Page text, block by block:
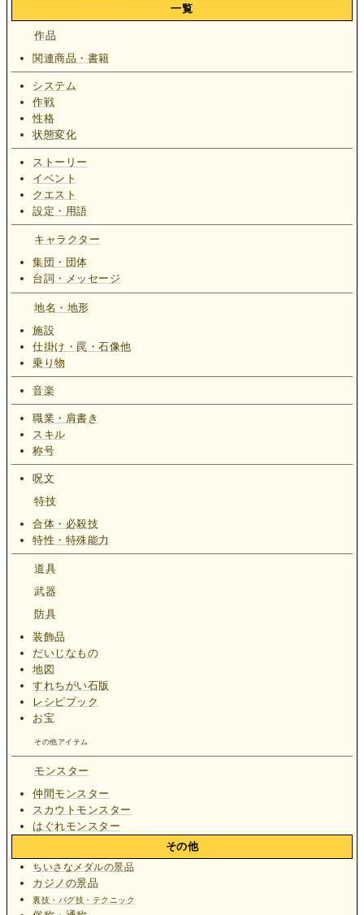
一覧
作品
関連商品・書籍
システム
作戦
性格
状態変化
ストーリー
イベント
クエスト
設定・用語
キャラクター
集団・団体
台詞・メッセージ
地名・地形
施設
仕掛け・罠・石像他
乗り物
音楽
職業・肩書き
スキル
称号
呪文
特技
合体・必殺技
特性・特殊能力
道具
武器
防具
装飾品
だいじなもの
地図
すれちがい石版
レシピブック
お宝
その他アイテム
モンスター
仲間モンスター
スカウトモンスター
はぐれモンスター
その他
ちいさなメダルの景品
カジノの景品
裏技・バグ技・テクニック